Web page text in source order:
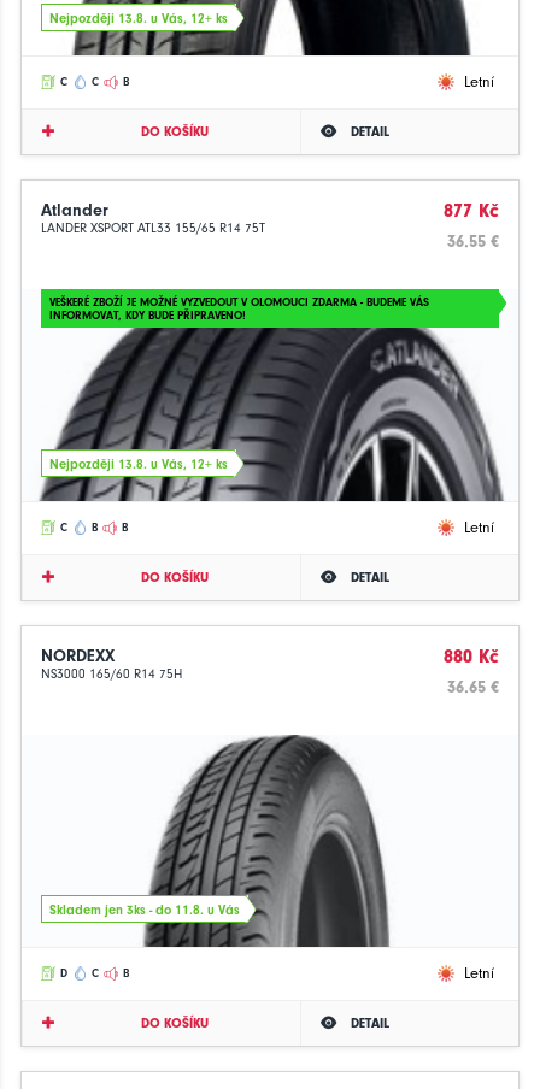
Nejpozději 13.8. u Vás, 12+ ks
C C B Letní
DO KOŠÍKU DETAIL
Atlander
LANDER XSPORT ATL33 155/65 R14 75T
877 Kč
36.55 €
VEŠKERÉ ZBOŽÍ JE MOŽNÉ VYZVEDOUT V OLOMOUCI ZDARMA - BUDEME VÁS
INFORMOVAT, KDY BUDE PŘIPRAVENO!
Nejpozději 13.8. u Vás, 12+ ks
C B B Letní
DO KOŠÍKU DETAIL
NORDEXX
NS3000 165/60 R14 75H
880 Kč
36.65 €
Skladem jen 3ks - do 11.8. u Vás
D C B Letní
DO KOŠÍKU DETAIL